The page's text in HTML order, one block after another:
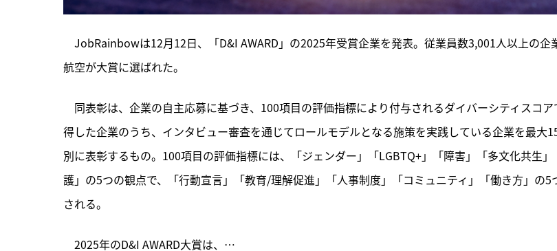
JobRainbowは12月12日、「D&I AWARD」の2025年受賞企業を発表。従業員数3,001人以上の企
航空が大賞に選ばれた。
同表彰は、企業の自主応募に基づき、100項目の評価指標により付与されるダイバーシティスコ
得した企業のうち、インタビュー審査を通じてロールモデルとなる施策を実践している企業を最大
別に表彰するもの。100項目の評価指標には、「ジェンダー」「LGBTQ+」「障害」「多文化共生
護」の5つの観点で、「行動宣言」「教育/理解促進」「人事制度」「コミュニティ」「働き方」の5
される。
2025年のD&I AWARD大賞は、…